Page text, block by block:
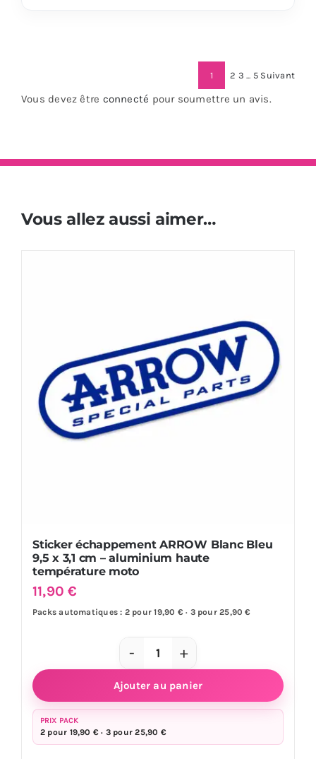
Navigation
Site
Page
1
2 3 ... 5 Suivant
Vous devez être connecté pour soumettre un avis.
Vous allez aussi aimer…
Sticker échappement ARROW Blanc Bleu
9,5 x 3,1 cm – aluminium haute
température moto
11,90€
Packs automatiques : 2 pour 19,90 € · 3 pour 25,90 €
quantité
de
Sticker
Ajouter au panier
PRIX PACK
2 pour 19,90 € · 3 pour 25,90 €